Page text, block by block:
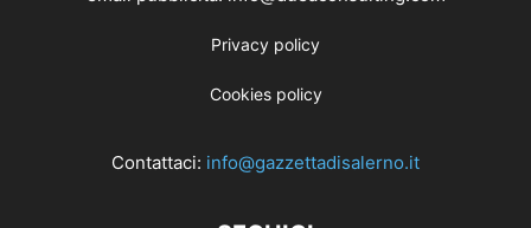
Privacy policy
Cookies policy
Contattaci: info@gazzettadisalerno.it